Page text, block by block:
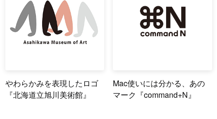
やわらかみを表現したロゴ
『北海道立旭川美術館』
Mac使いには分かる、あの
マーク『command+N』